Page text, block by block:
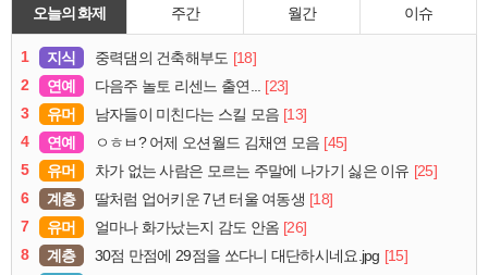
오늘의 화제 주간 월간 이슈
1 지식 중력댐의 건축해부도 [18]
2
연예 다음주 놀토 리센느 출연...
[23]
3
유머 남자들이 미친다는 스킬 모음 [13]
4
연예 ㅇㅎㅂ? 어제 오션월드 김채연 모음 [45]
5
유머 차가 없는 사람은 모르는 주말에 나가기 싫은 이유 [25]
6
계층 딸처럼 업어키운 7년 터울 여동생 [18]
7
유머 얼마나 화가났는지 감도 안옴 [26]
8
계층 30점 만점에 29점을 쏘다니 대단하시네요.jpg [15]